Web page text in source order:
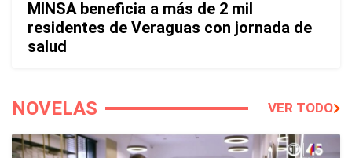
MINSA beneficia a más de 2 mil
residentes de Veraguas con jornada de
salud
NOVELAS VER TODO